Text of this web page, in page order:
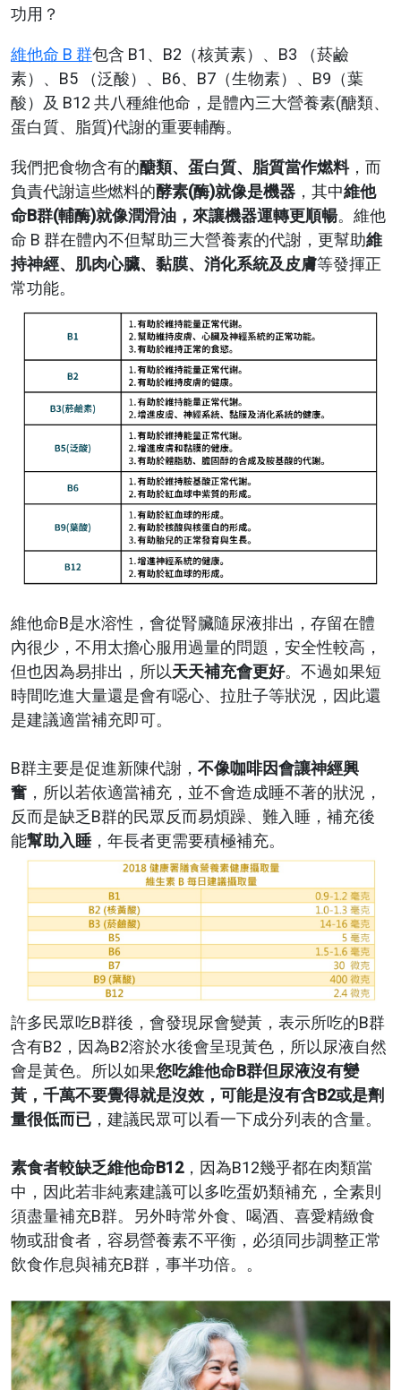
功用？
維他命 B 群包含 B1、B2（核黃素）、B3 （菸鹼
素）、B5 （泛酸）、B6、B7（生物素）、B9（葉
酸）及 B12 共八種維他命，是體內三大營養素(醣類、
蛋白質、脂質)代謝的重要輔酶。
我們把食物含有的醣類、蛋白質、脂質當作燃料，而
負責代謝這些燃料的酵素(酶)就像是機器 ，其中維他
命B群(輔酶)就像潤滑油，來讓機器運轉更順暢。維他
命 B 群在體內不但幫助三大營養素的代謝，更幫助維
持神經、肌肉心臟、黏膜、消化系統及皮膚等發揮正
常功能。
維他命B是水溶性，會從腎臟隨尿液排出，存留在體
內很少，不用太擔心服用過量的問題，安全性較高，
但也因為易排出，所以天天補充會更好。不過如果短
時間吃進大量還是會有噁心、拉肚子等狀況，因此還
是建議適當補充即可。
B群主要是促進新陳代謝， 不像咖啡因會讓神經興
奮 ，所以若依適當補充，並不會造成睡不著的狀況，
反而是缺乏B群的民眾反而易煩躁、難入睡，補充後
能幫助入睡 ，年長者更需要積極補充。
許多民眾吃B群後，會發現尿會變黃，表示所吃的B群
含有B2，因為B2溶於水後會呈現黃色，所以尿液自然
會是黃色。所以如果您吃維他命B群但尿液沒有變
黃，千萬不要覺得就是沒效，可能是沒有含B2或是劑
量很低而已 ，建議民眾可以看一下成分列表的含量。
素食者較缺乏維他命B12，因為B12幾乎都在肉類當
中，因此若非純素建議可以多吃蛋奶類補充，全素則
須盡量補充B群。另外時常外食、喝酒、喜愛精緻食
物或甜食者，容易營養素不平衡，必須同步調整正常
飲食作息與補充B群，事半功倍。。